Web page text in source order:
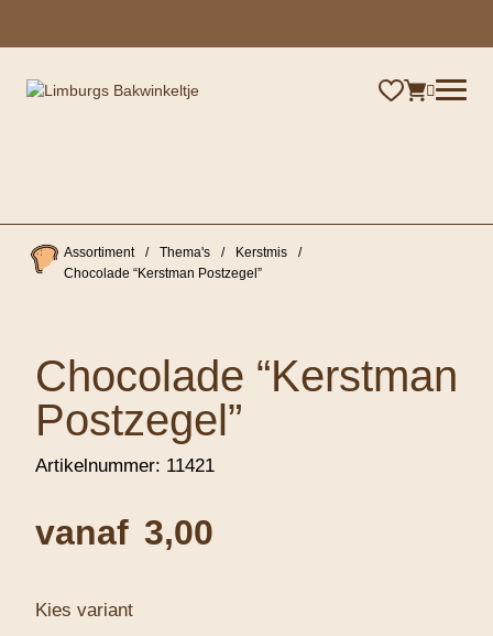
Assortiment / Thema's / Kerstmis
/
Chocolade “Kerstman Postzegel”
Chocolade “Kerstman
Postzegel”
Artikelnummer: 11421
vanaf 3,00
Kies variant